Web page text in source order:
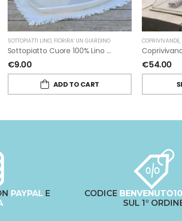
SOTTOPIATTI LINO, FIORIRA' UN GIARDINO
Sottopiatto Cuore 100% Lino Grezzo Panna Di Fiorirà Un Giardino
€9.00
ADD TO CART
COPRIVIVANDE,
€54.00
PAYPAL E
CODICE BENVENUTO10
SUL 1°